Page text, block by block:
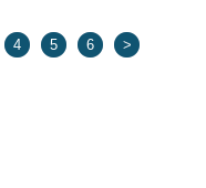
4 5 6 >